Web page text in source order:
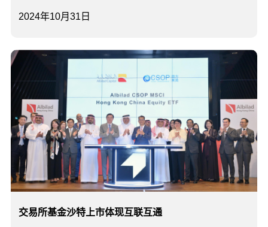
2024年10月31日
交易所基金沙特上市体现互联互通